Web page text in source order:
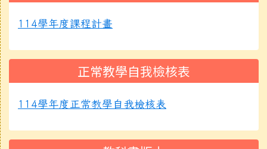
114學年度課程計畫
正常教學自我檢核表
114學年度正常教學自我檢核表